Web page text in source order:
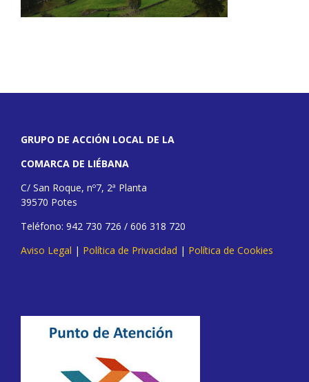
GRUPO DE ACCIÓN LOCAL DE LA
COMARCA DE LIÉBANA
C/ San Roque, nº7, 2ª Planta
39570 Potes
Teléfono: 942 730 726 / 606 318 720
Aviso Legal | Política de Privacidad | Política de Cookies